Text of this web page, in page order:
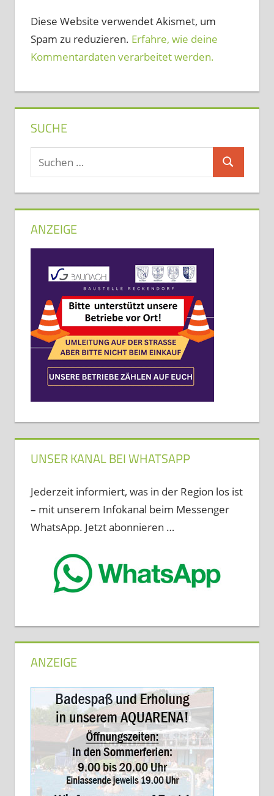
Diese Website verwendet Akismet, um
Spam zu reduzieren. Erfahre, wie deine
Kommentardaten verarbeitet werden.
SUCHE
Suchen
Suchen
ANZEIGE
UNSER KANAL BEI WHATSAPP
Jederzeit informiert, was in der Region los ist
– mit unserem Infokanal beim Messenger
WhatsApp. Jetzt abonnieren …
ANZEIGE